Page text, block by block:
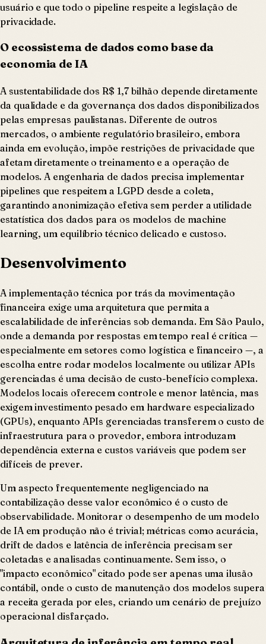
usuário e que todo o pipeline respeite a legislação de
privacidade.
O ecossistema de dados como base da
economia de IA
A sustentabilidade dos R$ 1,7 bilhão depende diretamente
da qualidade e da governança dos dados disponibilizados
pelas empresas paulistanas. Diferente de outros
mercados, o ambiente regulatório brasileiro, embora
ainda em evolução, impõe restrições de privacidade que
afetam diretamente o treinamento e a operação de
modelos. A engenharia de dados precisa implementar
pipelines que respeitem a LGPD desde a coleta,
garantindo anonimização efetiva sem perder a utilidade
estatística dos dados para os modelos de machine
learning, um equilíbrio técnico delicado e custoso.
Desenvolvimento
A implementação técnica por trás da movimentação
financeira exige uma arquitetura que permita a
escalabilidade de inferências sob demanda. Em São Paulo,
onde a demanda por respostas em tempo real é crítica —
especialmente em setores como logística e financeiro —, a
escolha entre rodar modelos localmente ou utilizar APIs
gerenciadas é uma decisão de custo-benefício complexa.
Modelos locais oferecem controle e menor latência, mas
exigem investimento pesado em hardware especializado
(GPUs), enquanto APIs gerenciadas transferem o custo de
infraestrutura para o provedor, embora introduzam
dependência externa e custos variáveis que podem ser
difíceis de prever.
Um aspecto frequentemente negligenciado na
contabilização desse valor econômico é o custo de
observabilidade. Monitorar o desempenho de um modelo
de IA em produção não é trivial; métricas como acurácia,
drift de dados e latência de inferência precisam ser
coletadas e analisadas continuamente. Sem isso, o
"impacto econômico" citado pode ser apenas uma ilusão
contábil, onde o custo de manutenção dos modelos supera
a receita gerada por eles, criando um cenário de prejuízo
operacional disfarçado.